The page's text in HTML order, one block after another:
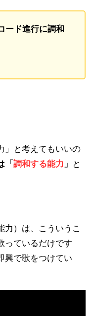
ード進行に調和
」と考えてもいいの
「調和する能力 」 と
力）は、こういうこ
っているだけです
興で歌をつけてい